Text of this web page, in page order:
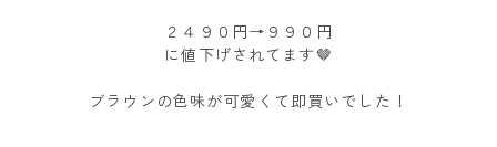
２４９０円→９９０円
に値下げされてます🤎
ブラウンの色味が可愛くて即買いでした！